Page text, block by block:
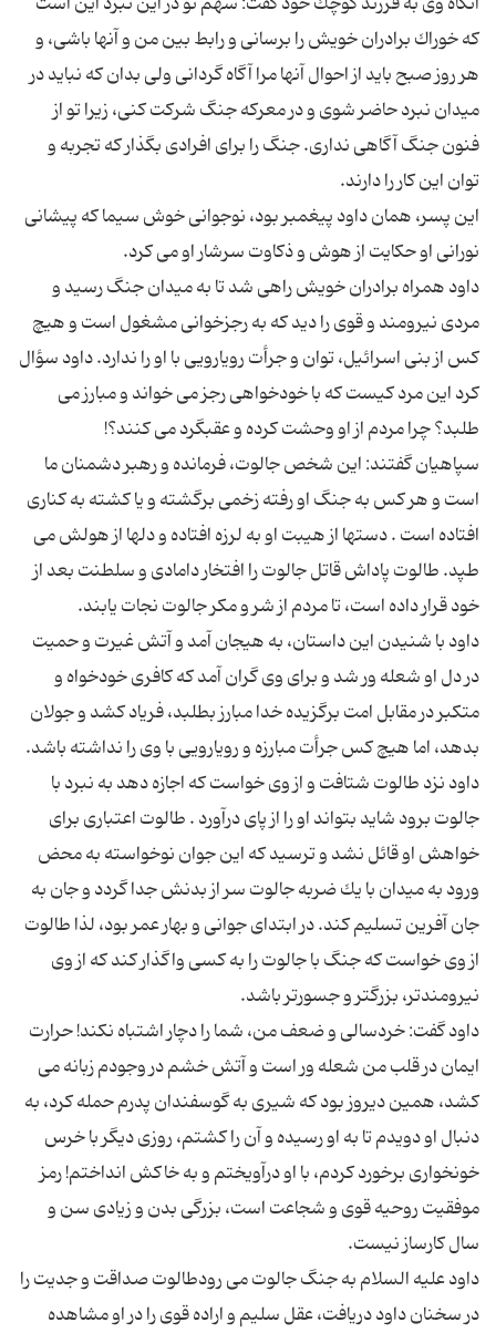
كه خوراك برادران خویش را برسانی و رابط بین من و آنها باشی، و
هر روز صبح باید از احوال آنها مرا آگاه گردانی ولی بدان كه نباید در
میدان نبرد حاضر شوی و در معركه جنگ شركت كنی، زیرا تو از
فنون جنگ آگاهی نداری. جنگ را برای افرادی بگذار كه تجربه و
این پسر، همان داود پیغمبر بود، نوجوانی خوش سیما كه پیشانی
داود همراه برادران خویش راهی شد تا به میدان جنگ رسید و
مردی نیرومند و قوی را دید كه به رجزخوانی مشغول است و هیچ
كس از بنی اسرائیل، توان و جرأت رویارویی با او را ندارد. داود سؤال
كرد این مرد كیست كه با خودخواهی رجز می خواند و مبارز می
سپاهیان گفتند: این شخص جالوت، فرمانده و رهبر دشمنان ما
است و هر كس به جنگ او رفته زخمی برگشته و یا كشته به كناری
افتاده است . دستها از هیبت او به لرزه افتاده و دلها از هولش می
طپد. طالوت پاداش قاتل جالوت را افتخار دامادی و سلطنت بعد از
داود با شنیدن این داستان، به هیجان آمد و آتش غیرت و حمیت
در دل او شعله ور شد و برای وی گران آمد كه كافری خودخواه و
متكبر در مقابل امت برگزیده خدا مبارز بطلبد، فریاد كشد و جولان
داود نزد طالوت شتافت و از وی خواست كه اجازه دهد به نبرد با
جالوت برود شاید بتواند او را از پای درآورد . طالوت اعتباری برای
خواهش او قائل نشد و ترسید كه این جوان نوخواسته به محض
ورود به میدان با یك ضربه جالوت سر از بدنش جدا گردد و جان به
جان آفرین تسلیم كند. در ابتدای جوانی و بهار عمر بود، لذا طالوت
از وی خواست كه جنگ با جالوت را به كسی واگذار كند كه از وی
داود گفت: خردسالی و ضعف من، شما را دچار اشتباه نكند! حرارت
ایمان در قلب من شعله ور است و آتش خشم در وجودم زبانه می
كشد، همین دیروز بود كه شیری به گوسفندان پدرم حمله كرد، به
دنبال او دویدم تا به او رسیده و آن را كشتم، روزی دیگر با خرس
خونخواری برخورد كردم، با او درآویختم و به خاكش انداختم! رمز
موفقیت روحیه قوی و شجاعت است، بزرگی بدن و زیادی سن و
داود علیه السلام به جنگ جالوت می رودطالوت صداقت و جدیت را
در سخنان داود دریافت، عقل سلیم و اراده قوی را در او مشاهده